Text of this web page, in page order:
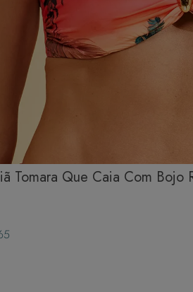
Tomara Que Caia Com Bojo